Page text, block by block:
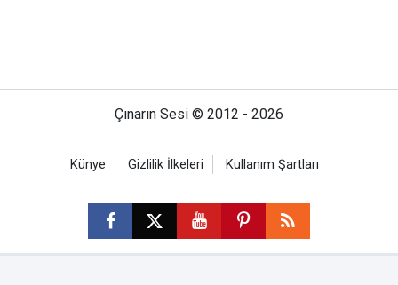
Çınarın Sesi © 2012 - 2026
Künye Gizlilik İlkeleri Kullanım Şartları